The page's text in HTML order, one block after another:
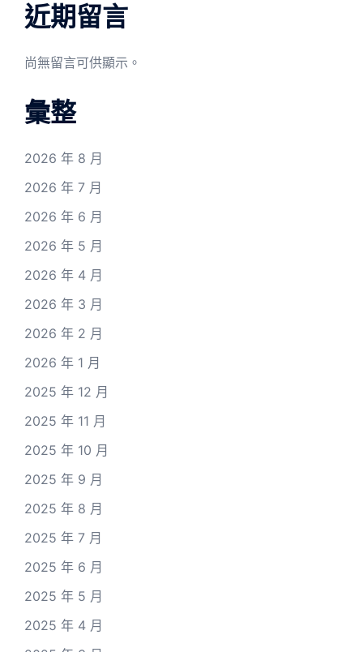
近期留言
尚無留言可供顯示。
彙整
2026 年 8 月
2026 年 7 月
2026 年 6 月
2026 年 5 月
2026 年 4 月
2026 年 3 月
2026 年 2 月
2026 年 1 月
2025 年 12 月
2025 年 11 月
2025 年 10 月
2025 年 9 月
2025 年 8 月
2025 年 7 月
2025 年 6 月
2025 年 5 月
2025 年 4 月